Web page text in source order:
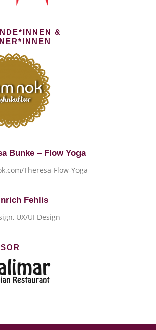
&
Bunke – Flow Yoga
Theresa-Flow-Yoga
Fehlis
UX/UI Design